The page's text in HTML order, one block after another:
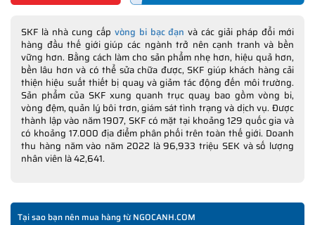
SKF là nhà cung cấp vòng bi bạc đạn và các giải pháp đổi mới
hàng đầu thế giới giúp các ngành trở nên cạnh tranh và bền
vững hơn. Bằng cách làm cho sản phẩm nhẹ hơn, hiệu quả hơn,
bền lâu hơn và có thể sửa chữa được, SKF giúp khách hàng cải
thiện hiệu suất thiết bị quay và giảm tác động đến môi trường.
Sản phẩm của SKF xung quanh trục quay bao gồm vòng bi,
vòng đệm, quản lý bôi trơn, giám sát tình trạng và dịch vụ. Được
thành lập vào năm 1907, SKF có mặt tại khoảng 129 quốc gia và
có khoảng 17.000 địa điểm phân phối trên toàn thế giới. Doanh
thu hàng năm vào năm 2022 là 96,933 triệu SEK và số lượng
nhân viên là 42,641.
Tại sao bạn nên mua hàng từ NGOCANH.COM